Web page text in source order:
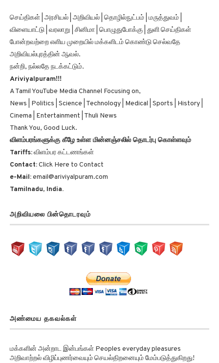
செய்திகள் | அரசியல் | அறிவியல் | தொழில்நுட்பம் | மருத்துவம் |
விளையாட்டு | வரலாறு | சினிமா | பொழுதுபோக்கு | துளி செய்திகள்
போன்றவற்றை எளிய முறையில் மக்களிடம் கொண்டு செல்வதே
அறிவியல்புரத்தின் ஆவல்.
நன்றி, நல்லதே நடக்கட்டும்.
Ariviyalpuram!!!
A Tamil YouTube Media Channel Focusing on,
News | Politics | Science | Technology | Medical | Sports | History |
Cinema | Entertainment | Thuli News
Thank You, Good Luck.
விளம்பரங்களுக்கு கீழே உள்ள மின்னஞ்சலில் தொடர்பு கொள்ளவும்
Tariffs:விளம்பர கட்டணங்கள்
Contact:Click Here to Contact
e-Mail:email@ariviyalpuram.com
Tamilnadu, India.
அறிவியலை பின்தொடரவும்
அண்மைய தகவல்கள்
மக்களின் அன்றாட இன்பங்கள் Peoples everyday pleasures
அறிவாற்றல் விழிப்புணர்வையும் செயல்திறனையும் மேம்படுத்துகிறது!